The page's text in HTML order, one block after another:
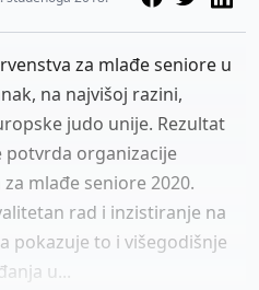
za mlađe seniore u
na najvišoj razini,
judo unije. Rezultat
potvrda organizacije
mlađe seniore 2020.
rad i inzistiranje na
pokazuje to i višegodišnje
u...